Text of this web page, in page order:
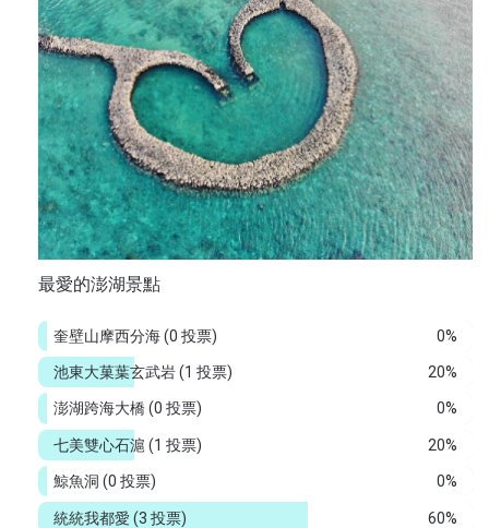
最愛的澎湖景點
0%
奎壁山摩西分海(0 投票)
20%
池東大菓葉玄武岩(1 投票)
0%
澎湖跨海大橋(0 投票)
20%
七美雙心石滬 (1 投票)
0%
鯨魚洞 (0 投票)
60%
統統我都愛 (3 投票)